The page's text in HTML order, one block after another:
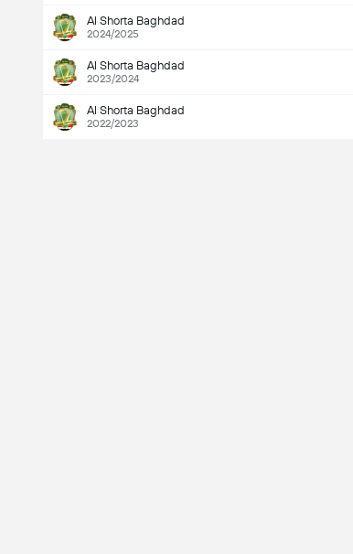
Al Shorta Baghdad
2024/2025
Al Shorta Baghdad
2023/2024
Al Shorta Baghdad
2022/2023